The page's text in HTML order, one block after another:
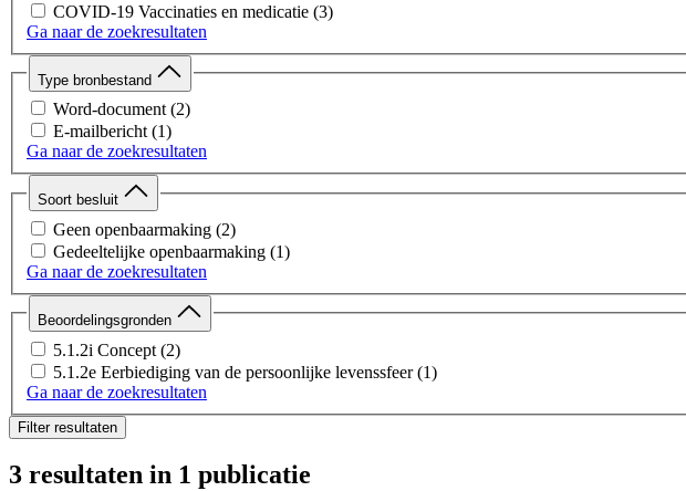
COVID-19 Vaccinaties en medicatie (3)
Ga naar de zoekresultaten
Type bronbestand
Word-document (2)
E-mailbericht (1)
Ga naar de zoekresultaten
Soort besluit
Geen openbaarmaking (2)
Gedeeltelijke openbaarmaking (1)
Ga naar de zoekresultaten
Beoordelingsgronden
5.1.2i Concept (2)
5.1.2e Eerbiediging van de persoonlijke levenssfeer (1)
Ga naar de zoekresultaten
Filter resultaten
3 resultaten in 1 publicatie